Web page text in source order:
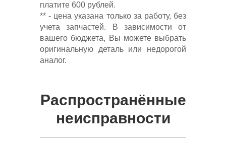
платите 600 рублей.
** - цена указана только за работу, без
учета запчастей. В зависимости от
вашего бюджета, Вы можете выбрать
оригинальную деталь или недорогой
аналог.
Распространённые
неисправности